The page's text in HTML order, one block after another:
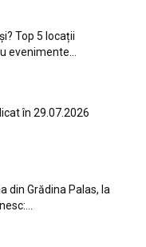
Top 5 locații
evenimente...
în 29.07.2026
din Grădina Palas, la